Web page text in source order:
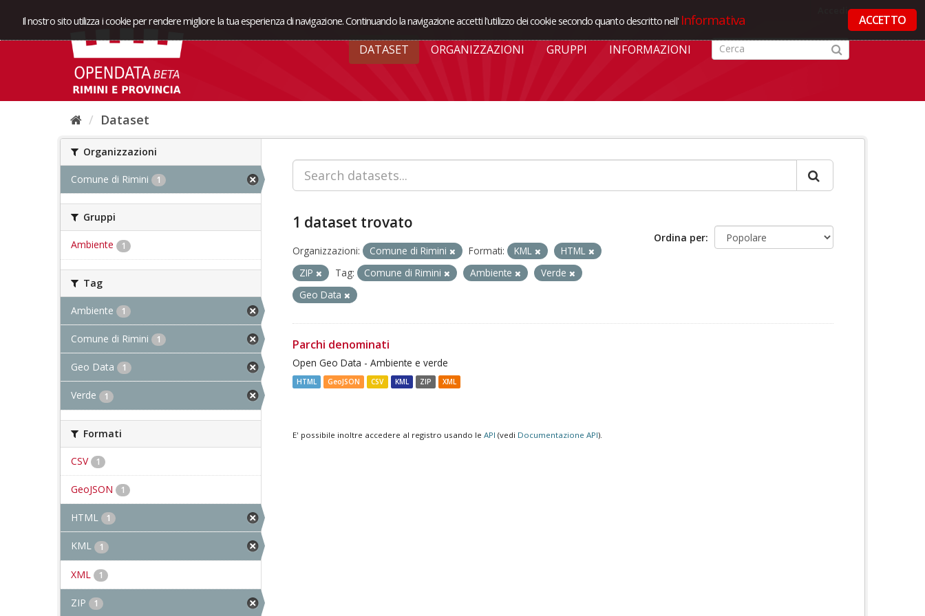
Il nostro sito utilizza i cookie per rendere migliore la tua esperienza di navigazione. Continuando la navigazione accetti l'utilizzo dei cookie secondo quanto descritto nell' Informativa ACCETTO
DATASET ORGANIZZAZIONI GRUPPI INFORMAZIONI
Dataset
Organizzazioni
Comune di Rimini 1
Gruppi
Ambiente 1
Tag
Ambiente 1
Comune di Rimini 1
Geo Data 1
Verde 1
Formati
CSV 1
GeoJSON 1
HTML 1
KML 1
XML 1
ZIP 1
Ordina per
1 dataset trovato
Organizzazioni: Comune di Rimini Formati: KML
HTML
ZIP
Tag: Comune di Rimini Ambiente
Verde
Geo Data
Parchi denominati
Open Geo Data - Ambiente e verde
HTML GeoJSON CSV KML ZIP XML
E' possibile inoltre accedere al registro usando le API (vedi Documentazione API).